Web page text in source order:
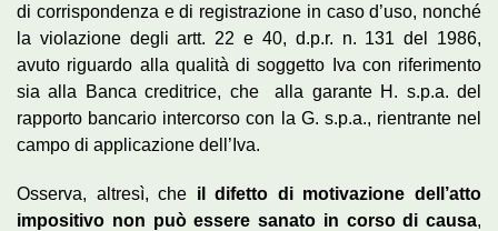
di corrispondenza e di registrazione in caso d’uso, nonché
la violazione degli artt. 22 e 40, d.p.r. n. 131 del 1986,
avuto riguardo alla qualità di soggetto Iva con riferimento
sia alla Banca creditrice, che alla garante H. s.p.a. del
rapporto bancario intercorso con la G. s.p.a., rientrante nel
campo di applicazione dell’Iva.
Osserva, altresì, che il difetto di motivazione dell’atto
impositivo non può essere sanato in corso di causa,